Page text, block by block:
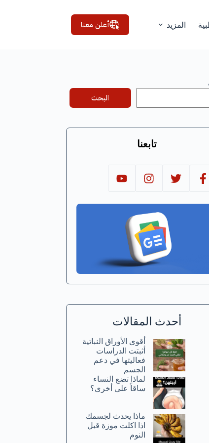
المزيد أعلن معنا
البحث
تابعنا
أحدث المقالات
أقوى الأوراق النباتية
أثبتت الدراسات
فعاليتها في دعم
الجسم
لماذا تضع النساء
ساقاً على أخرى؟
ماذا يحدث لجسمك
اذا اكلت موزة قبل
النوم